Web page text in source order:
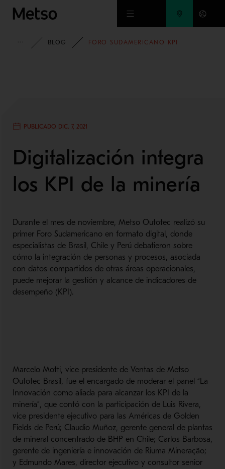
Ir al contenido principal
INFORMACIÓN
BLOG FORO SUDAMERICANO KPI
PUBLICADO DIC. 7, 2021
Digitalización integra
los KPI de la minería
Durante el mes de noviembre, Metso Outotec realizó su
primer Foro Sudamericano en formato digital, donde
especialistas de Brasil, Chile y Perú debatieron sobre
cómo la integración de personas y procesos, asociada
con datos compartidos de otras áreas operacionales,
puede mejorar la gestión y alcance de indicadores de
desempeño (KPI).
Marcelo Motti, vice presidente de Ventas de Metso
Outotec Brasil, fue el encargado de moderar el panel “La
Innovación como aliada para alcanzar los KPI de la
minería”, que contó con la participación de Luis Rivera,
vice presidente ejecutivo para las Américas de Golden
Fields de Perú; Claudio Muñoz, gerente general de plantas
de mineral concentrado de BHP en Chile; Carlos Barbosa,
gerente de ingeniería e innovación de Riuma Mineração;
y Edmundo Mares, director ejecutivo y consultor senior